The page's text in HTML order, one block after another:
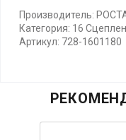
Производитель:
Категория: 16
Артикул: 728-1601180